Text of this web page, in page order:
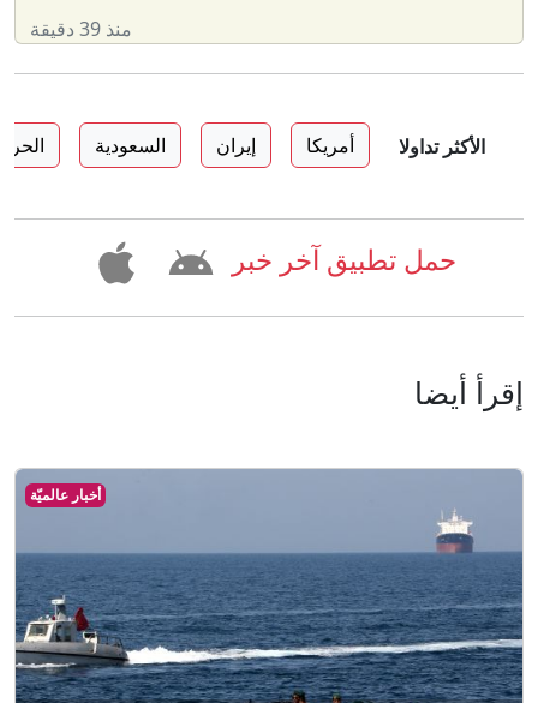
منذ 39 دقيقة
الأكثر تداولا أمريكا إيران السعودية
حمل تطبيق آخر خبر
إقرأ أيضا
أخبار عالميّة